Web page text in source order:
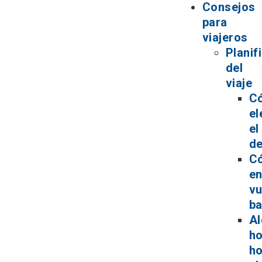
Consejos
para
viajeros
del
viaje
el